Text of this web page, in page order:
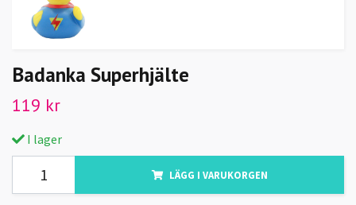
Badanka Superhjälte
119 kr
I lager
LÄGG I VARUKORGEN